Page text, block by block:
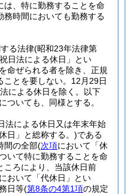
は、特に勤務することを命
務時間においても勤務する
る法律(昭和23年法律第
日法による休日」とい
命ぜられる者を除き、正規
とを要しない。 12月29日
による休日を除く。以下
についても、同様とする。
法による休日又は年末年始
日」と総称する。)である
間の全部(次項において「休
いて特に勤務することを命
ころにより、当該休日前
において「代休日」とい
日等(第8条の4第1項の規定